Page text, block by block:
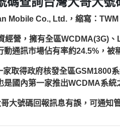
Mobile Co., Ltd.，縮寫：TWM
營，擁有全區WCDMA(3G)
通訊市場佔有率約24.5%，被
取得政府核發全區GSM1800
國內第一家推出WCDMA系統
大號碼回報訊息有誤，可通知